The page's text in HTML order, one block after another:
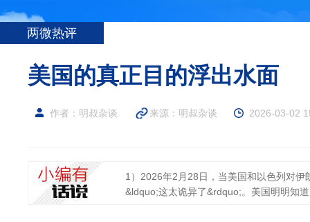
两微热评
美国的真正目的浮出水面
作者：明叔杂谈 来源： 明叔杂谈 2026-03-02
1）2026年2月28日，当美国和以色列对
&ldquo;这太诡异了&rdquo;。美国明明知